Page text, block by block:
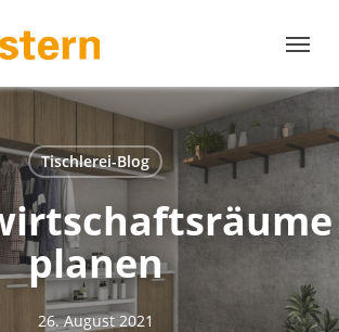
Tischlerei-Blog
planen
26. August 2021